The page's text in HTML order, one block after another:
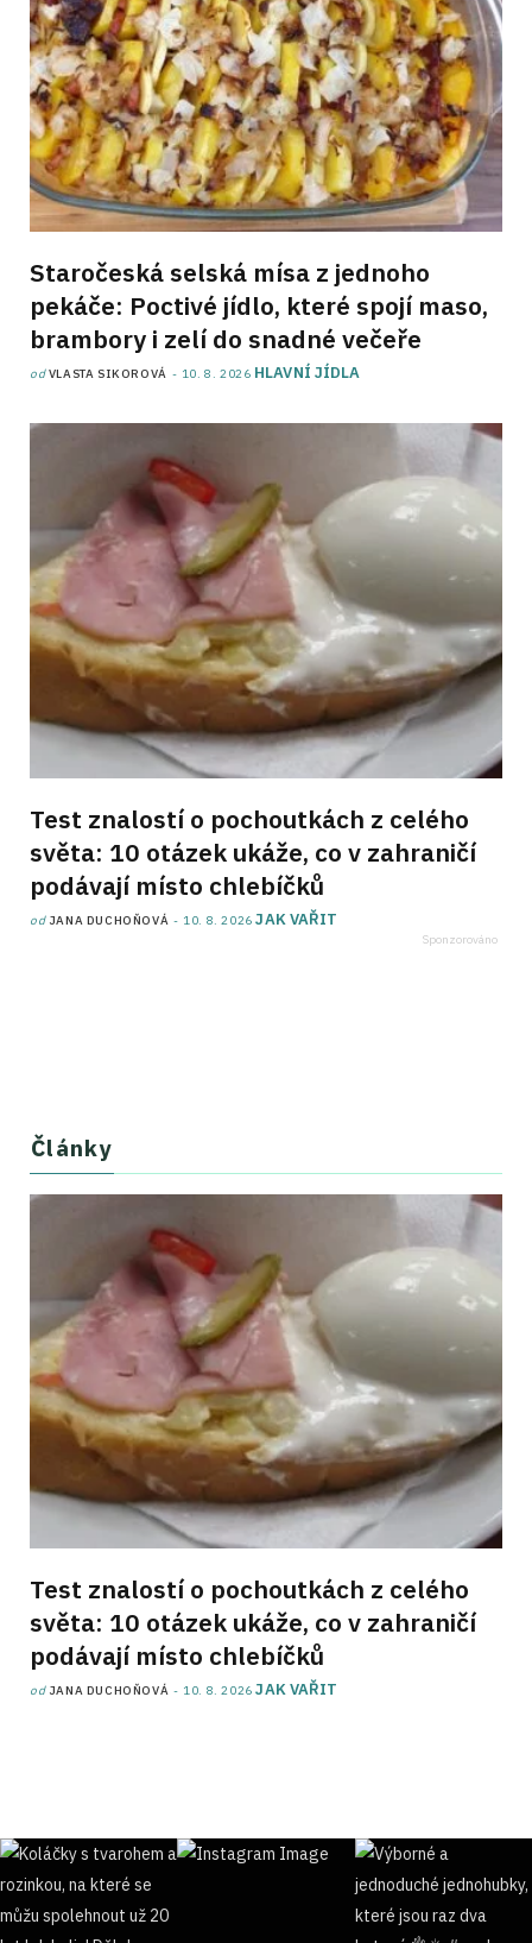
Staročeská selská mísa z jednoho
pekáče: Poctivé jídlo, které spojí maso,
brambory i zelí do snadné večeře
odVLASTA SIKOROVÁ 10. 8. 2026 HLAVNÍ JÍDLA
Test znalostí o pochoutkách z celého
světa: 10 otázek ukáže, co v zahraničí
podávají místo chlebíčků
od JANA DUCHOŇOVÁ 10. 8. 2026 JAK VAŘIT
Články
Test znalostí o pochoutkách z celého
světa: 10 otázek ukáže, co v zahraničí
podávají místo chlebíčků
od JANA DUCHOŇOVÁ 10. 8. 2026 JAK VAŘIT